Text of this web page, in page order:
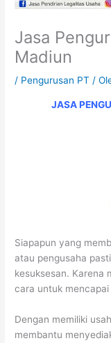
Jasa
Madiun
/ Pengurusan PT /
JASA
Siapapun yang
atau pengusaha
kesuksesan. Karena
cara untuk mencapai
Dengan memiliki
membantu